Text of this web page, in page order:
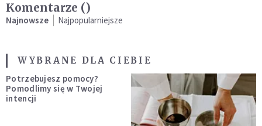
Komentarze ()
Najnowsze Najpopularniejsze
WYBRANE DLA CIEBIE
Potrzebujesz pomocy?
Pomodlimy się w Twojej
intencji